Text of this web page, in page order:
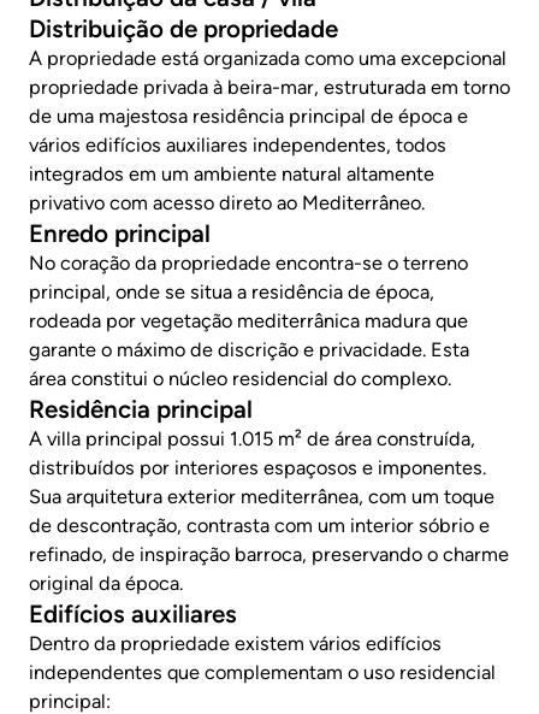
Distribuição de propriedade
A propriedade está organizada como uma excepcional
propriedade privada à beira-mar, estruturada em torno
de uma majestosa residência principal de época e
vários edifícios auxiliares independentes, todos
integrados em um ambiente natural altamente
privativo com acesso direto ao Mediterrâneo.
Enredo principal
No coração da propriedade encontra-se o terreno
principal, onde se situa a residência de época,
rodeada por vegetação mediterrânica madura que
garante o máximo de discrição e privacidade. Esta
área constitui o núcleo residencial do complexo.
Residência principal
A villa principal possui 1.015 m² de área construída,
distribuídos por interiores espaçosos e imponentes.
Sua arquitetura exterior mediterrânea, com um toque
de descontração, contrasta com um interior sóbrio e
refinado, de inspiração barroca, preservando o charme
original da época.
Edifícios auxiliares
Dentro da propriedade existem vários edifícios
independentes que complementam o uso residencial
principal: